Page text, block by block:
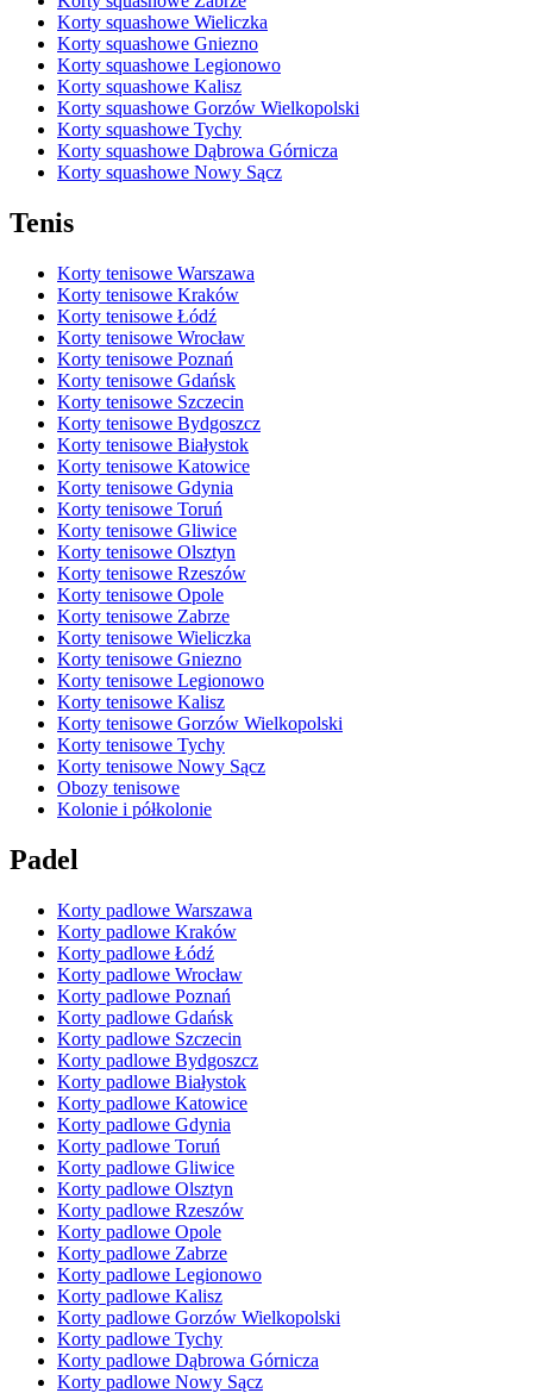
Korty squashowe Wieliczka
Korty squashowe Gniezno
Korty squashowe Legionowo
Korty squashowe Kalisz
Korty squashowe Gorzów Wielkopolski
Korty squashowe Tychy
Korty squashowe Dąbrowa Górnicza
Korty squashowe Nowy Sącz
Tenis
Korty tenisowe Warszawa
Korty tenisowe Kraków
Korty tenisowe Łódź
Korty tenisowe Wrocław
Korty tenisowe Poznań
Korty tenisowe Gdańsk
Korty tenisowe Szczecin
Korty tenisowe Bydgoszcz
Korty tenisowe Białystok
Korty tenisowe Katowice
Korty tenisowe Gdynia
Korty tenisowe Toruń
Korty tenisowe Gliwice
Korty tenisowe Olsztyn
Korty tenisowe Rzeszów
Korty tenisowe Opole
Korty tenisowe Zabrze
Korty tenisowe Wieliczka
Korty tenisowe Gniezno
Korty tenisowe Legionowo
Korty tenisowe Kalisz
Korty tenisowe Gorzów Wielkopolski
Korty tenisowe Tychy
Korty tenisowe Nowy Sącz
Obozy tenisowe
Kolonie i półkolonie
Padel
Korty padlowe Warszawa
Korty padlowe Kraków
Korty padlowe Łódź
Korty padlowe Wrocław
Korty padlowe Poznań
Korty padlowe Gdańsk
Korty padlowe Szczecin
Korty padlowe Bydgoszcz
Korty padlowe Białystok
Korty padlowe Katowice
Korty padlowe Gdynia
Korty padlowe Toruń
Korty padlowe Gliwice
Korty padlowe Olsztyn
Korty padlowe Rzeszów
Korty padlowe Opole
Korty padlowe Zabrze
Korty padlowe Legionowo
Korty padlowe Kalisz
Korty padlowe Gorzów Wielkopolski
Korty padlowe Tychy
Korty padlowe Dąbrowa Górnicza
Korty padlowe Nowy Sącz